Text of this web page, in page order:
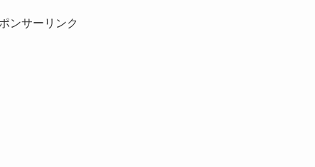
ンサーリンク